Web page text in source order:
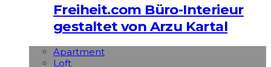
Freiheit.com Büro-Interieur
gestaltet von Arzu Kartal
Apart­ment
Loft